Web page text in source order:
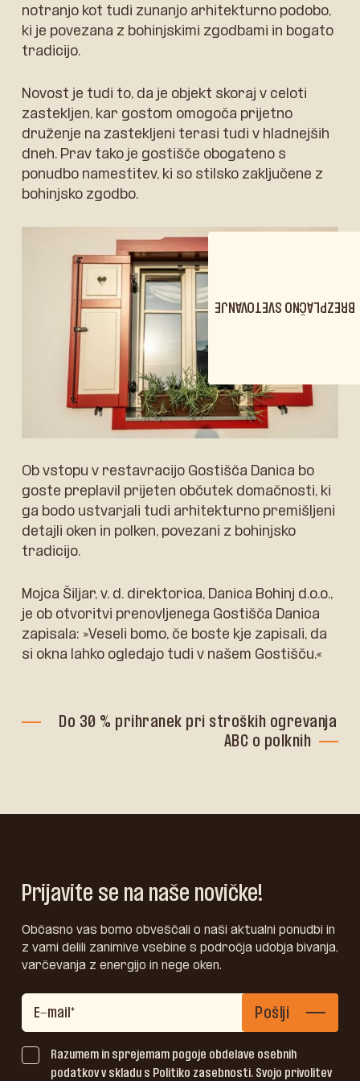
notranjo kot tudi zunanjo arhitekturno podobo,
ki je povezana z bohinjskimi zgodbami in bogato
tradicijo.
Novost je tudi to, da je objekt skoraj v celoti
zastekljen, kar gostom omogoča prijetno
druženje na zastekljeni terasi tudi v hladnejših
dneh. Prav tako je gostišče obogateno s
ponudbo namestitev, ki so stilsko zaključene z
bohinjsko zgodbo.
Ob vstopu v restavracijo Gostišča Danica bo
goste preplavil prijeten občutek domačnosti, ki
ga bodo ustvarjali tudi arhitekturno premišljeni
detajli oken in polken, povezani z bohinjsko
tradicijo.
Mojca Šiljar, v. d. direktorica, Danica Bohinj d.o.o.,
je ob otvoritvi prenovljenega Gostišča Danica
zapisala: »Veseli bomo, če boste kje zapisali, da
si okna lahko ogledajo tudi v našem Gostišču.«
Do 30 % prihranek pri stroških ogrevanja
ABC o polknih
Prijavite se na naše novičke!
Občasno vas bomo obveščali o naši aktualni ponudbi in
z vami delili zanimive vsebine s področja udobja bivanja,
varčevanja z energijo in nege oken.
Razumem in sprejemam pogoje obdelave osebnih
podatkov v skladu s Politiko zasebnosti. Svojo privolitev
Pošlji
BREZPLAČNO SVETOVANJE